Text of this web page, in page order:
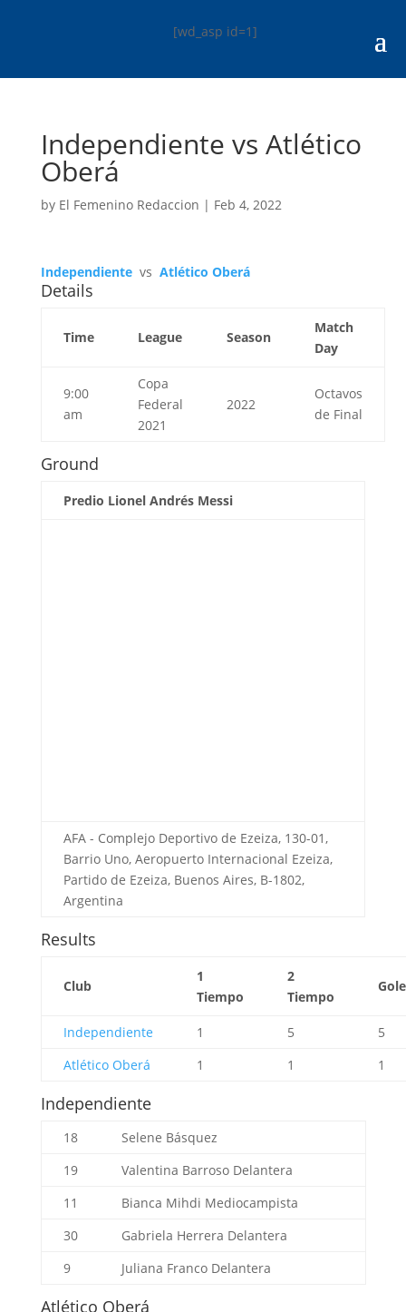
[wd_asp id=1]
Independiente vs Atlético
Oberá
by El Femenino Redaccion | Feb 4, 2022
Independiente vs Atlético Oberá
Details
Time League Season
Match
Day
9:00
am
Copa
Federal
2021
2022
Octavos
de Final
Ground
Predio Lionel Andrés Messi
AFA - Complejo Deportivo de Ezeiza, 130-01,
Barrio Uno, Aeropuerto Internacional Ezeiza,
Partido de Ezeiza, Buenos Aires, B-1802,
Argentina
Results
Club
1
Tiempo
2
Tiempo
Independiente 1 5
5
Atlético Oberá
1 1 1
Independiente
18
Selene Básquez
19
Valentina Barroso Delantera
11
Bianca Mihdi Mediocampista
30
Gabriela Herrera Delantera
9
Juliana Franco Delantera
Atlético Oberá